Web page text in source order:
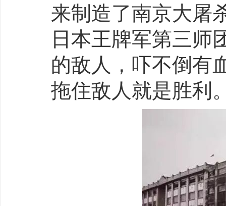
来制造了南京大屠
日本王牌军第三师
的敌人，吓不倒有
拖住敌人就是胜利